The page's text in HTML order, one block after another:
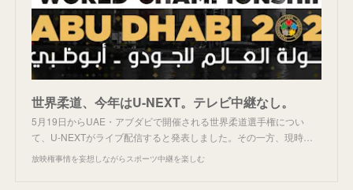
世界柔道、今年はU-NEXT。テレビ中継なし。
5月19日からUAE・アブダビで開催される世界柔道選手権につい
て、U-NEXTがライブ配信すると発表しました。その一方、現時…
放映権事情を妄想しながらスポーツ中継を楽しむ